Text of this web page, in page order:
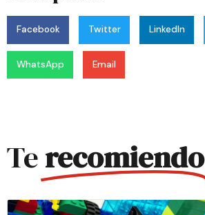
Facebook Twitter LinkedIn
WhatsApp Email
Terecomiendo